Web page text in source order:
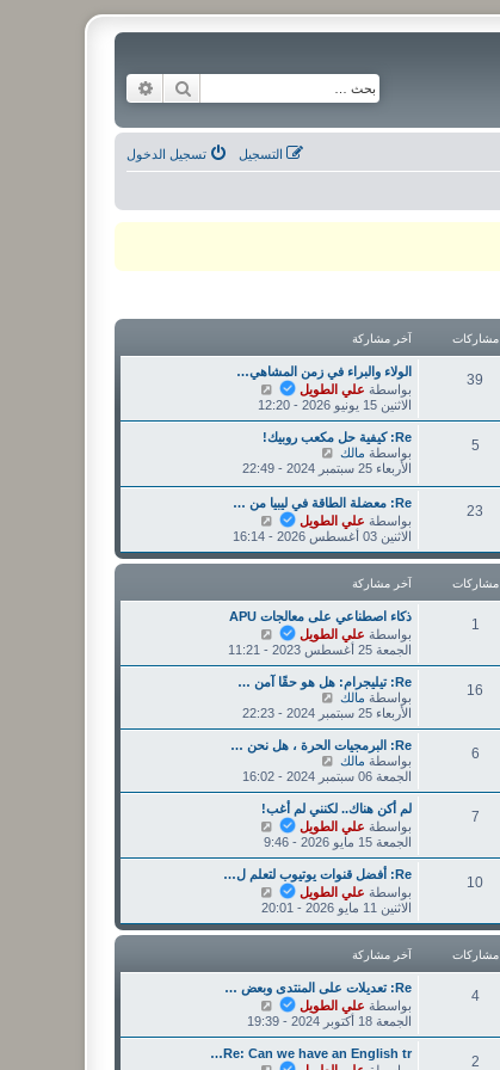
بحث
تسجيل الدخول التسجيل
مشاركات آخر مشاركة
39
الولاء والبراء في زمن المشاهي…
بواسطة علي الطويل
ا
ه
خ
ش
ر
ك
الاثنين 15 يونيو 2026 - 12:20
5
Re: كيفية حل مكعب روبيك!
بواسطة مالك
د
خ
ر
م
ك
ة
الأربعاء 25 سبتمبر 2024 - 22:49
23
Re: معضلة الطاقة في ليبيا من …
بواسطة علي الطويل
ا
ه
د
ر
ش
ا
ك
ة
الاثنين 03 أغسطس 2026 - 16:14
مشاركات آخر مشاركة
1
ذكاء اصطناعي على معالجات APU
بواسطة علي الطويل
ا
ه
د
آ
خ
ر
م
ش
ا
الجمعة 25 أغسطس 2023 - 11:21
16
Re: تيليجرام: هل هو حقًا آمن …
بواسطة مالك
ه
د
خ
ر
ش
ا
ر
ة
الأربعاء 25 سبتمبر 2024 - 22:23
6
Re: البرمجيات الحرة ، هل نحن …
بواسطة مالك
ه
د
خ
ش
ا
ر
ك
الجمعة 06 سبتمبر 2024 - 16:02
7
لم أكن هناك.. لكنني لم أغب!
بواسطة علي الطويل
ه
د
م
ك
الجمعة 15 مايو 2026 - 9:46
10
Re: أفضل قنوات يوتيوب لتعلم ل…
بواسطة علي الطويل
ه
د
ر
ش
ا
ر
ك
الاثنين 11 مايو 2026 - 20:01
مشاركات آخر مشاركة
4
Re: تعديلات على المنتدى وبعض …
بواسطة علي الطويل
ا
ه
د
الجمعة 18 أكتوبر 2024 - 19:39
2
Re: Can we have an English tr…